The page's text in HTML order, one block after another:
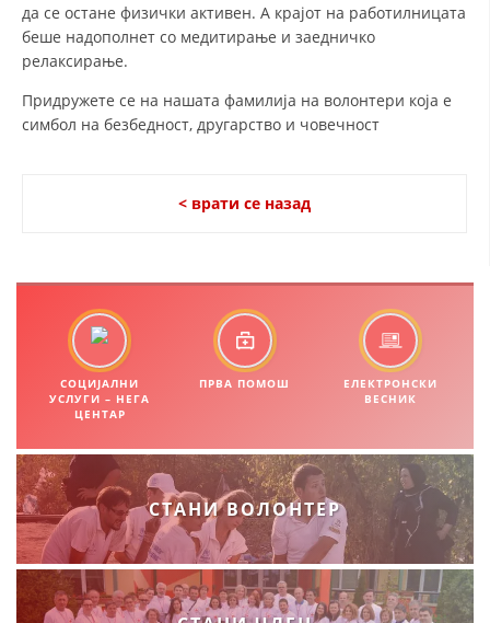
ИНФОРМАЦИИ ЗА БОЛЕСТИ
ПРИРАЧНИЦИ
СТРАТЕГИИ
ЕДУКАТИВНО ИНФОРМАТИВНИ МАТЕРИЈАЛИ
БРОШУРИ
ПОСТЕРИ
ПРЕЗЕНТАЦИИ
да се остане физички активен. А крајот на работилницата
беше надополнет со медитирање и заедничко
релаксирање.
Придружете се на нашата фамилија на волонтери која е
симбол на безбедност, другарство и човечност
< врати се назад
СОЦИЈАЛНИ
УСЛУГИ – НЕГА
ЦЕНТАР
ПРВА ПОМОШ
ЕЛЕКТРОНСКИ
ВЕСНИК
СТАНИ ВОЛОНТЕР